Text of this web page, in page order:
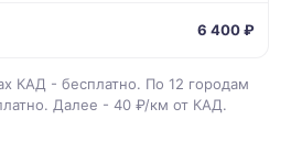
6 400 ₽
КАД - бесплатно. По 12 городам
Далее - 40 ₽/км от КАД.